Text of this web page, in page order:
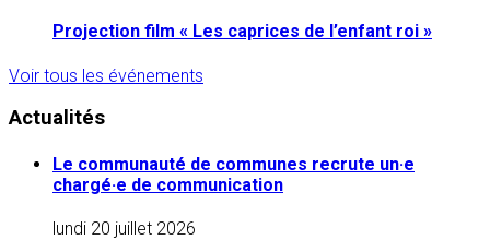
Projection film « Les caprices de l’enfant roi »
Voir tous les événements
Actualités
Le communauté de communes recrute un·e
chargé·e de communication
lundi 20 juillet 2026